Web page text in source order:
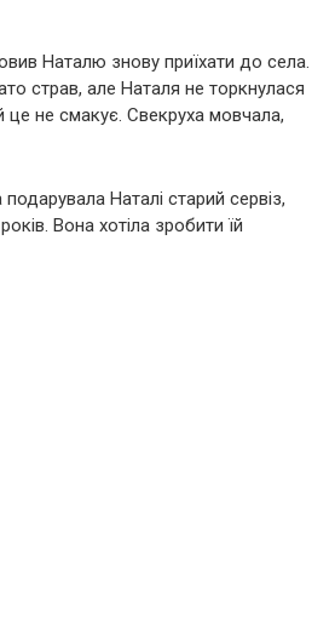
Наталю знову приїхати до села.
страв, але Наталя не торкнулася
це не смакує. Свекруха мовчала,
Наталі старий сервіз,
Вона хотіла зробити їй